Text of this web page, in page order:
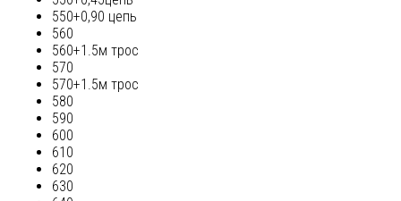
550+0,90 цепь
560
560+1.5м трос
570
570+1.5м трос
580
590
600
610
620
630